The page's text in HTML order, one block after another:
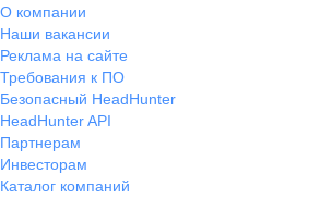
О компании
Наши вакансии
Реклама на сайте
Требования к ПО
Безопасный HeadHunter
HeadHunter API
Партнерам
Инвесторам
Каталог компаний